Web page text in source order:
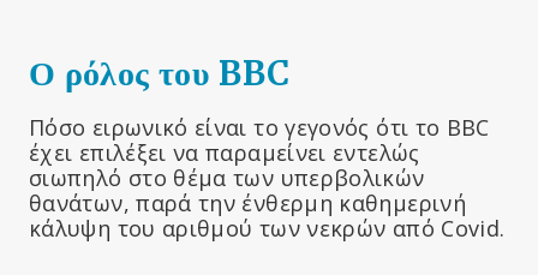
Ο ρόλος του BBC
Πόσο ειρωνικό είναι το γεγονός ότι το BBC
έχει επιλέξει να παραμείνει εντελώς
σιωπηλό στο θέμα των υπερβολικών
θανάτων, παρά την ένθερμη καθημερινή
κάλυψη του αριθμού των νεκρών από Covid.